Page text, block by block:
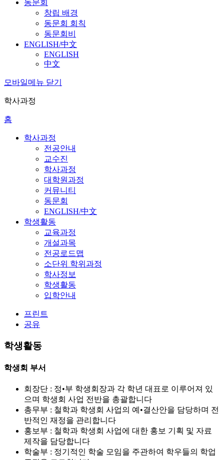
동문회
창립 배경
동문회 회칙
동문회비
ENGLISH/中文
ENGLISH
中文
모바일메뉴 닫기
학사과정
홈
학사과정
전공안내
교수진
학사과정
대학원과정
커뮤니티
동문회
ENGLISH/中文
학생활동
교육과정
개설과목
전공로드맵
소단위 학위과정
학사정보
학생활동
입학안내
프린트
공유
학생활동
학생회 부서
회장단 : 정•부 학생회장과 각 학년 대표로 이루어져 있
으며 학생회 사업 전반을 총괄합니다
총무부 : 철학과 학생회 사업의 예•결산안을 담당하며 전
반적인 재정을 관리합니다
홍보부 : 철학과 학생회 사업에 대한 홍보 기획 및 자료
제작을 담당합니다
학술부 : 정기적인 학술 모임을 주관하여 학우들의 학업